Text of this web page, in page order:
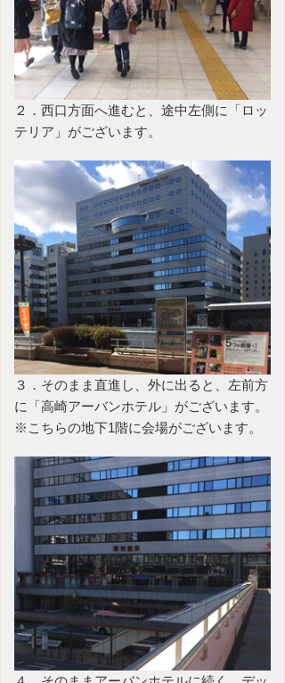
２．西口方面へ進むと、途中左側に「ロッ
テリア」がございます。
３．そのまま直進し、外に出ると、左前方
に「高崎アーバンホテル」がございます。
※こちらの地下1階に会場がございます。